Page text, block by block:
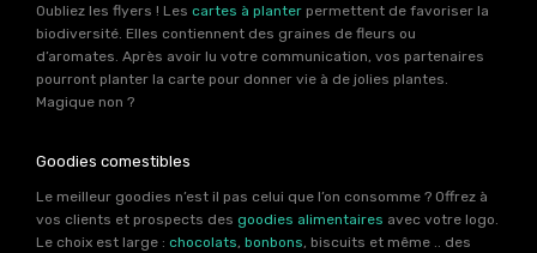
Oubliez les flyers ! Les cartes à planter permettent de favoriser la
biodiversité. Elles contiennent des graines de fleurs ou
d’aromates. Après avoir lu votre communication, vos partenaires
pourront planter la carte pour donner vie à de jolies plantes.
Magique non ?
Goodies comestibles
Le meilleur goodies n’est il pas celui que l’on consomme ? Offrez à
vos clients et prospects des goodies alimentaires avec votre logo.
Le choix est large : chocolats, bonbons, biscuits et même .. des